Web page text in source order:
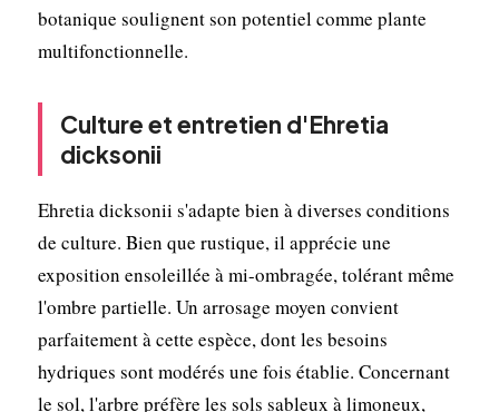
botanique soulignent son potentiel comme plante
multifonctionnelle.
Culture et entretien d'Ehretia
dicksonii
Ehretia dicksonii s'adapte bien à diverses conditions
de culture. Bien que rustique, il apprécie une
exposition ensoleillée à mi-ombragée, tolérant même
l'ombre partielle. Un arrosage moyen convient
parfaitement à cette espèce, dont les besoins
hydriques sont modérés une fois établie. Concernant
le sol, l'arbre préfère les sols sableux à limoneux,